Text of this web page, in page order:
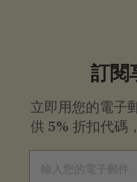
訂閱
立即用您的電子
供 5% 折扣代碼